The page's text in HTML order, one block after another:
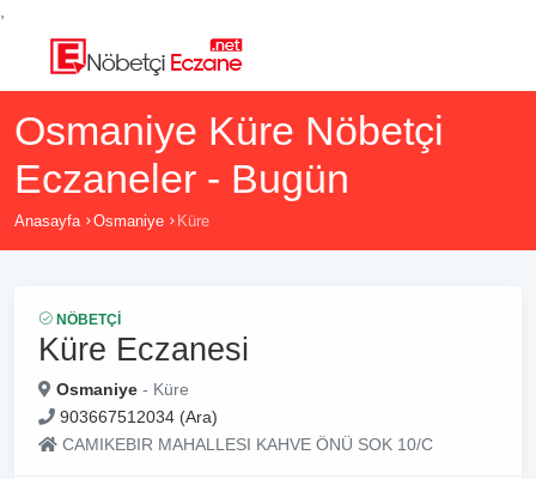
Osmaniye Küre Nöbetçi
Eczaneler - Bugün
Anasayfa Osmaniye Küre
NÖBETÇI
Küre Eczanesi
Osmaniye - Küre
903667512034 (Ara)
CAMIKEBIR MAHALLESI KAHVE ÖNÜ SOK 10/C